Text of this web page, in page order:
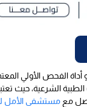
وجود 7 أنواع من المواد المخدرة، وهو أداة
الشرعية، حيث
مع مستشفى الأمل